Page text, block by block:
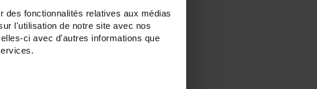
des fonctionnalités relatives aux médias
l'utilisation de notre site avec nos
ci avec d'autres informations que